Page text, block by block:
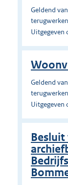
Geldend
Uitgegeven
Geldend
Uitgegeven